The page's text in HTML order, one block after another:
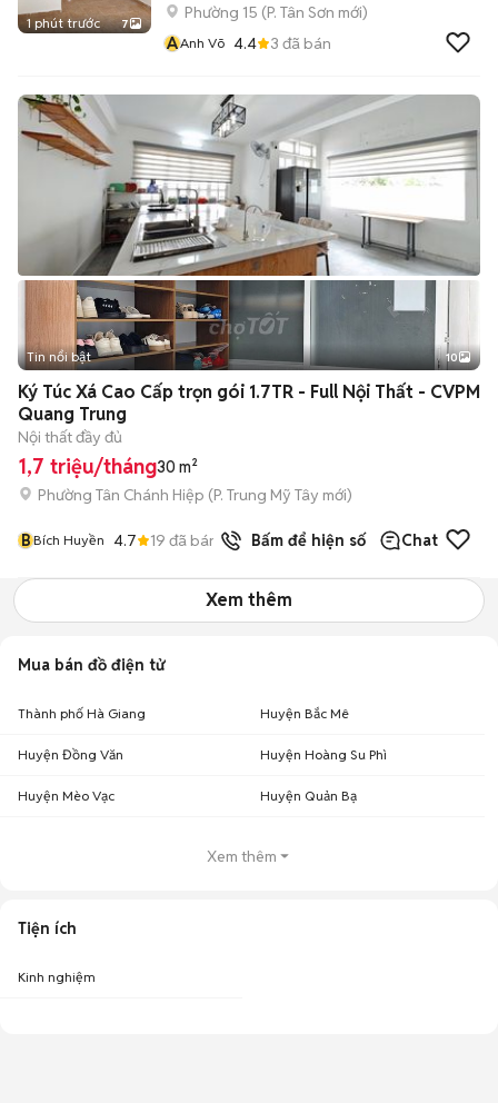
1 phút trước 7
Phường 15 (P. Tân Sơn mới)
AAnh Võ 4.4 3 đã bán
+2
Tin nổi bật 10
Ký Túc Xá Cao Cấp trọn gói 1.7TR - Full Nội Thất - CVPM
Quang Trung
Nội thất đầy đủ
1,7 triệu/tháng30 m²
Phường Tân Chánh Hiệp (P. Trung Mỹ Tây mới)
BBích Huyền 4.7 19 đã bán Bấm để hiện số Chat
Xem thêm
Mua bán đồ điện tử
Thành phố Hà Giang Huyện Bắc Mê
Huyện Đồng Văn Huyện Hoàng Su Phì
Huyện Mèo Vạc Huyện Quản Bạ
Xem thêm
Tiện ích
Kinh nghiệm